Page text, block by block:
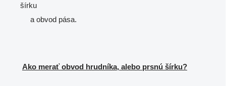
šírku
a obvod pása.
Ako merať obvod hrudníka, alebo prsnú šírku?